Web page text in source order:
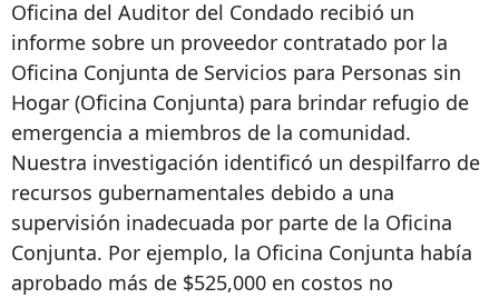
Oficina del Auditor del Condado recibió un
informe sobre un proveedor contratado por la
Oficina Conjunta de Servicios para Personas sin
Hogar (Oficina Conjunta) para brindar refugio de
emergencia a miembros de la comunidad.
Nuestra investigación identificó un despilfarro de
recursos gubernamentales debido a una
supervisión inadecuada por parte de la Oficina
Conjunta. Por ejemplo, la Oficina Conjunta había
aprobado más de $525,000 en costos no